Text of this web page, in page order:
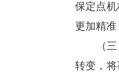
保定点
更加精
（
转变，